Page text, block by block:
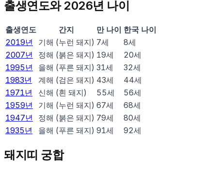
출생연도와 2026년 나이
출생연도 간지 만 나이 한국 나이
2019년 기해 (누런 돼지) 7세 8세
2007년 정해 (붉은 돼지) 19세 20세
1995 년 을해 (푸른 돼지) 31세 32세
1983년 계해 (검은 돼지) 43세 44세
1971년 신해 (흰 돼지) 55세 56세
1959년 기해 (누런 돼지) 67세 68세
1947년 정해 (붉은 돼지) 79세 80세
1935 년 을해 (푸른 돼지) 91세 92세
돼지띠 궁합